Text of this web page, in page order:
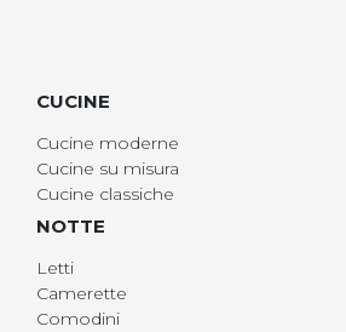
CUCINE
Cucine moderne
Cucine su misura
Cucine classiche
NOTTE
Letti
Camerette
Comodini